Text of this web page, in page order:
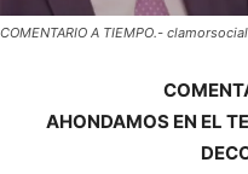
COMENTARIO A TIEMPO.-
AHONDAMOS EN EL